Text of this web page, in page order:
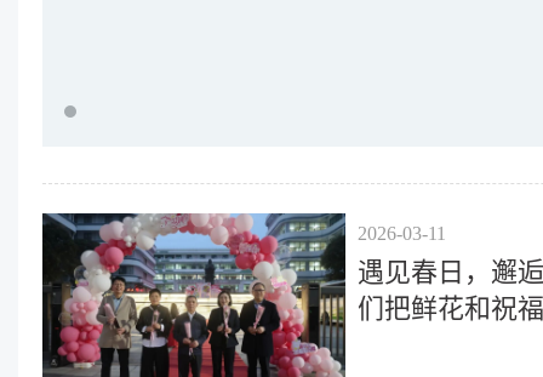
2026-03-11
遇见春日，邂
们把鲜花和祝